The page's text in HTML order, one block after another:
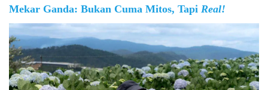
Mekar Ganda: Bukan Cuma Mitos, Tapi Real!